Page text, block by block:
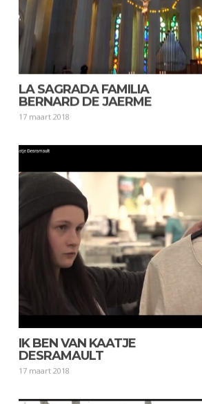
LA SAGRADA FAMILIA
BERNARD DE JAERME
17 maart 2018
IK BEN VAN KAATJE
DESRAMAULT
17 maart 2018